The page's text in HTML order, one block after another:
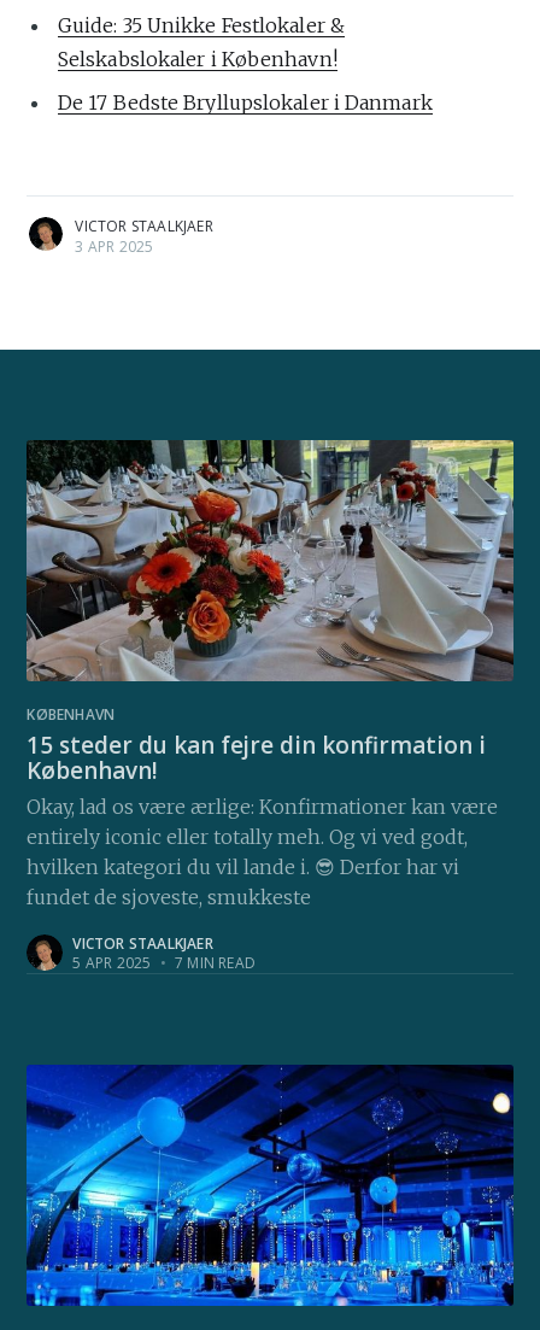
Guide: 35 Unikke Festlokaler &
Selskabslokaler i København!
De 17 Bedste Bryllupslokaler i Danmark
VICTOR STAALKJAER
3 APR 2025
KØBENHAVN
15 steder du kan fejre din konfirmation i
København!
Okay, lad os være ærlige: Konfirmationer kan være
entirely iconic eller totally meh. Og vi ved godt,
hvilken kategori du vil lande i. 😎 Derfor har vi
fundet de sjoveste, smukkeste
VICTOR STAALKJAER
5 APR 2025 • 7 MIN READ